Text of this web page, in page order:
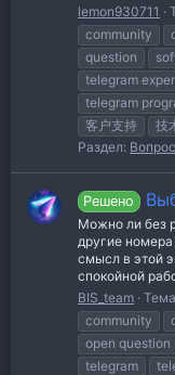
lemon930711
community
question
telegram
telegram
客户支持
技
Раздел:
Решено
Можно ли без
другие
смысл в этой
спокойной
BIS_team Тема
community
open question
telegram